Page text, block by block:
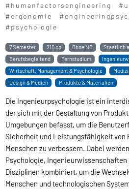
#humanfactorsengineering
#ergonomie
#psychologie
7 Semester 210 cp Ohne NC Staatlich
Berufsbegleitend
Fernstudium
Wirtschaft, Management & Psychologie
Design & Medien
Produkte & Materialien
Die Ingenieurpsychologie ist ein
der sich mit der Gestaltung von
Umgebungen befasst, um die
Sicherheit und Leistungsfähigkeit von
Menschen zu verbessern. Dabei
Psychologie, Ingenieurwissenschaften
Disziplinen kombiniert, um die
Menschen und technologischen